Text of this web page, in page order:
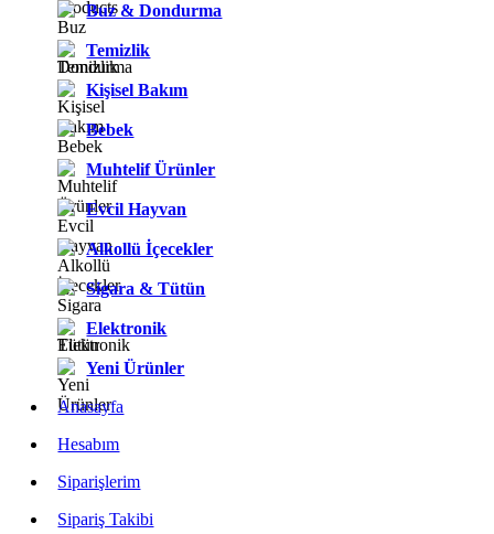
Buz & Dondurma
Temizlik
Kişisel Bakım
Bebek
Muhtelif Ürünler
Evcil Hayvan
Alkollü İçecekler
Sigara & Tütün
Elektronik
Yeni Ürünler
Anasayfa
Hesabım
Siparişlerim
Sipariş Takibi